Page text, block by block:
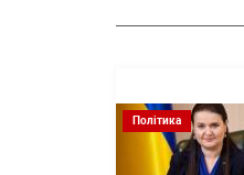
Політика